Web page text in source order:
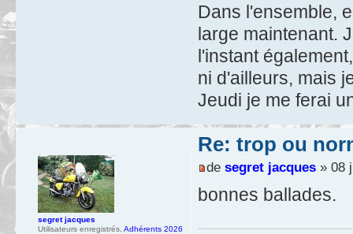
Dans l'ensemble,
large maintenant.
l'instant
ni d'ailleurs, mais
Jeudi je me ferai
Re: trop ou
de segret jacques» 08
bonnes ballades.
segret jacques
Utilisateurs enregistrés Adhérents 2026